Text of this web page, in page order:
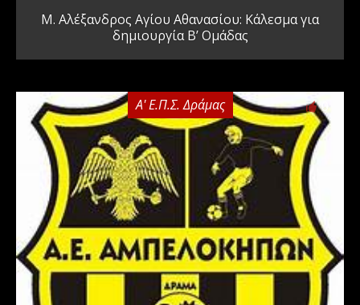
Μ. Αλέξανδρος Αγίου Αθανασίου: Κάλεσμα για
δημιουργία Β’ Ομάδας
Α' Ε.Π.Σ. Δράμας 0